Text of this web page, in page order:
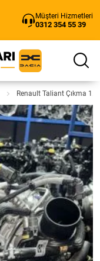
Müşteri Hizmetleri
0312 354 55 39
Renault Taliant Çıkma